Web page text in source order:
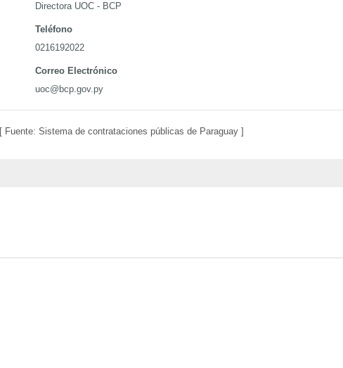
Directora UOC - BCP
Teléfono
0216192022
Correo Electrónico
uoc@bcp.gov.py
[ Fuente: Sistema de contrataciones públicas de Paraguay ]